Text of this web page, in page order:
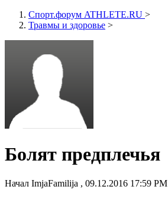
Спорт.форум ATHLETE.RU >
Травмы и здоровье >
Болят предплечья
Начал ImjaFamilija , 09.12.2016 17:59 PM